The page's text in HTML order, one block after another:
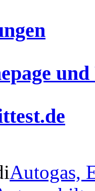
und
Autogas,